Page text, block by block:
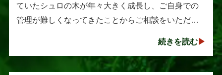
ていたシュロの木が年々大きく成長し、ご自身での
管理が難しくなってきたことからご相談をいただき
続きを読む